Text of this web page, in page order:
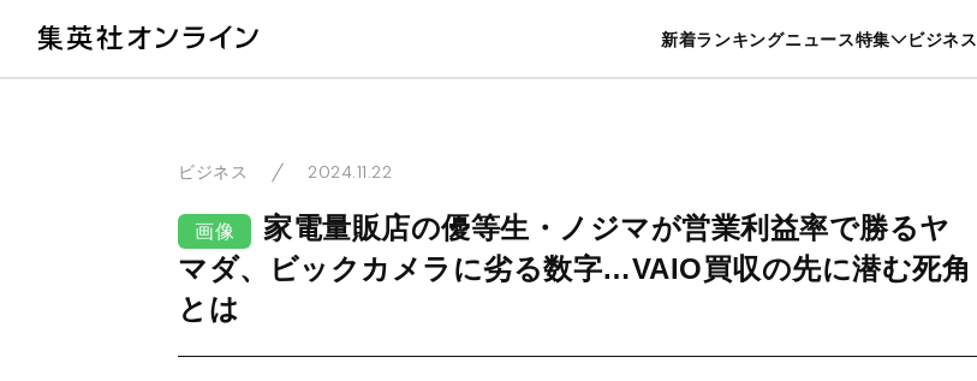
新着ランキングニュース特集 ビジネス
暮らし スポーツ ヘルスケア 美容
ビジネス 2024.11.22
画像
家電量販店の優等生・ノジマが営業利益率で勝るヤ
マダ、ビックカメラに劣る数字…VAIO買収の先に潜む死角
とは